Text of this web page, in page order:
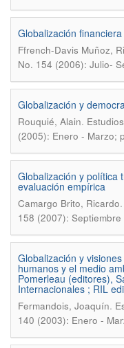
Globalización
Ffrench-Davis Muñoz,
No. 154 (2006): Julio-
Globalización y
Rouquié, Alain.
(2005): Enero - Marzo;
Globalización y política
evaluación empírica
Camargo Brito, Ricardo.
158 (2007):
Globalización y
humanos y el medio
Pomerleau (editores),
Internacionales ; RIL
Fermandois, Joaquín.
140 (2003): Enero -